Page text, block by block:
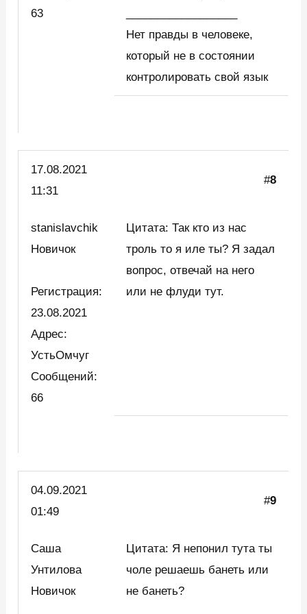
63
Нет правды в человеке,
который не в состоянии
контролировать свой язык
17.08.2021
11:31
#8
stanislavchik
Новичок
Регистрация:
23.08.2021
Адрес:
УстьОмчуг
Сообщений:
66
Цитата: Так кто из нас
троль то я иле ты? Я задал
вопрос, отвечай на него
или не флуди тут.
04.09.2021
01:49
#9
Саша
Унтилова
Новичок
Цитата: Я непонил тута ты
чоле решаешь банеть или
не банеть?